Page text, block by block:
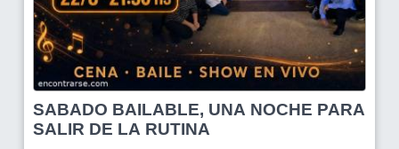
SABADO BAILABLE, UNA NOCHE PARA
SALIR DE LA RUTINA